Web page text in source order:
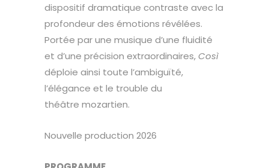
dispositif dramatique contraste avec la
profondeur des émotions révélées.
Portée par une musique d’une fluidité
et d’une précision extraordinaires,Così
déploie ainsi toute l’ambiguïté,
l’élégance et le trouble du
théâtre mozartien.
Nouvelle production 2026